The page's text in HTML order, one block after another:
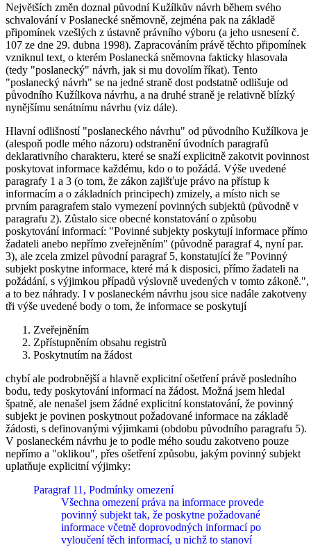
Největších změn doznal původní Kužílkův návrh během svého
schvalování v Poslanecké sněmovně, zejména pak na základě
připomínek vzešlých z ústavně právního výboru (a jeho usnesení č.
107 ze dne 29. dubna 1998). Zapracováním právě těchto připomínek
vzniknul text, o kterém Poslanecká sněmovna fakticky hlasovala
(tedy "poslanecký" návrh, jak si mu dovolím říkat). Tento
"poslanecký návrh" se na jedné straně dost podstatně odlišuje od
původního Kužílkova návrhu, a na druhé straně je relativně blízký
nynějšímu senátnímu návrhu (viz dále).
Hlavní odlišností "poslaneckého návrhu" od původního Kužílkova je
(alespoň podle mého názoru) odstranění úvodních paragrafů
deklarativního charakteru, které se snaží explicitně zakotvit povinnost
poskytovat informace každému, kdo o to požádá. Výše uvedené
paragrafy 1 a 3 (o tom, že zákon zajišťuje právo na přístup k
informacím a o základních principech) zmizely, a místo nich se
prvním paragrafem stalo vymezení povinných subjektů (původně v
paragrafu 2). Zůstalo sice obecné konstatování o způsobu
poskytování informací: "Povinné subjekty poskytují informace přímo
žadateli anebo nepřímo zveřejněním" (původně paragraf 4, nyní par.
3), ale zcela zmizel původní paragraf 5, konstatující že "Povinný
subjekt poskytne informace, které má k disposici, přímo žadateli na
požádání, s výjimkou případů výslovně uvedených v tomto zákoně.",
a to bez náhrady. I v poslaneckém návrhu jsou sice nadále zakotveny
tři výše uvedené body o tom, že informace se poskytují
Zveřejněním
Zpřístupněním obsahu registrů
Poskytnutím na žádost
chybí ale podrobnější a hlavně explicitní ošetření právě posledního
bodu, tedy poskytování informací na žádost. Možná jsem hledal
špatně, ale nenašel jsem žádné explicitní konstatování, že povinný
subjekt je povinen poskytnout požadované informace na základě
žádosti, s definovanými výjimkami (obdobu původního paragrafu 5).
V poslaneckém návrhu je to podle mého soudu zakotveno pouze
nepřímo a "oklikou", přes ošetření způsobu, jakým povinný subjekt
uplatňuje explicitní výjimky:
Paragraf 11, Podmínky omezení
Všechna omezení práva na informace provede
povinný subjekt tak, že poskytne požadované
informace včetně doprovodných informací po
vyloučení těch informací, u nichž to stanoví